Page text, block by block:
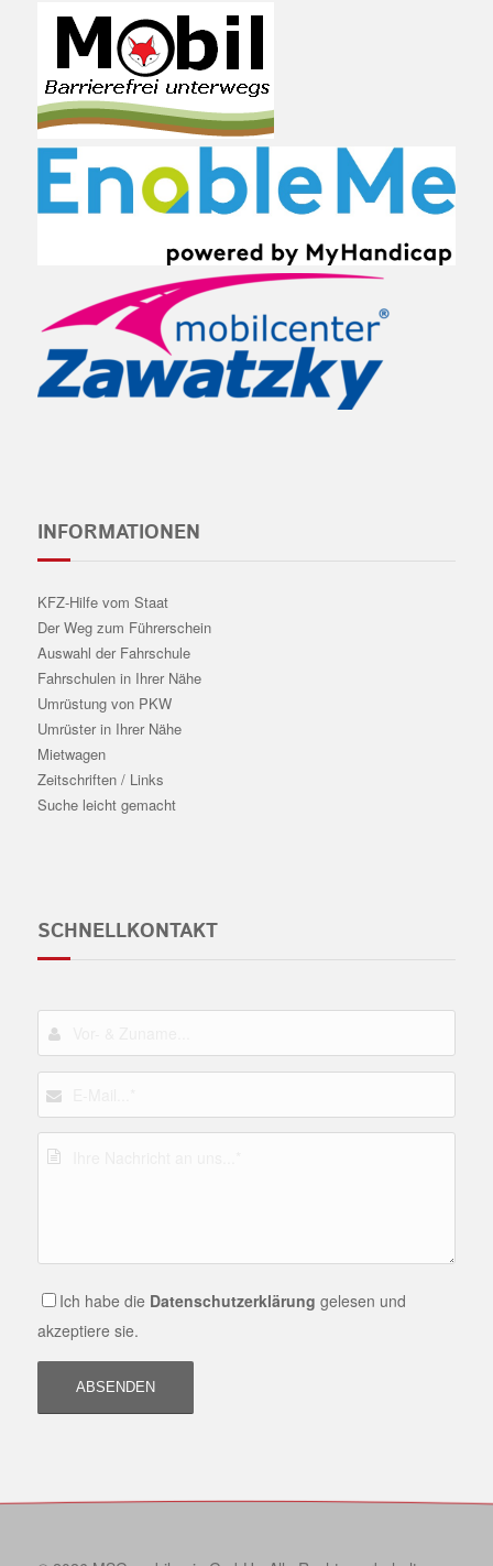
INFORMATIONEN
KFZ-Hilfe vom Staat
Der Weg zum Führerschein
Auswahl der Fahrschule
Fahrschulen in Ihrer Nähe
Umrüstung von PKW
Umrüster in Ihrer Nähe
Mietwagen
Zeitschriften / Links
Suche leicht gemacht
SCHNELLKONTAKT
Ich habe die Datenschutzerklärung gelesen und
akzeptiere sie.